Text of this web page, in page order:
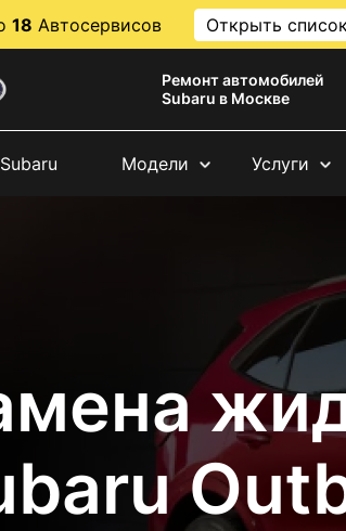
18 Автосервисов Открыть список
Ремонт автомобилей
Subaru в Москве
Модели Услуги